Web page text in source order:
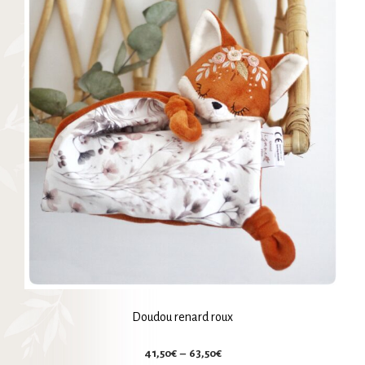
Les
options
peuvent
être
choisies
sur
la
page
du
produit
Doudou renard roux
41,50€ – 63,50€Plage